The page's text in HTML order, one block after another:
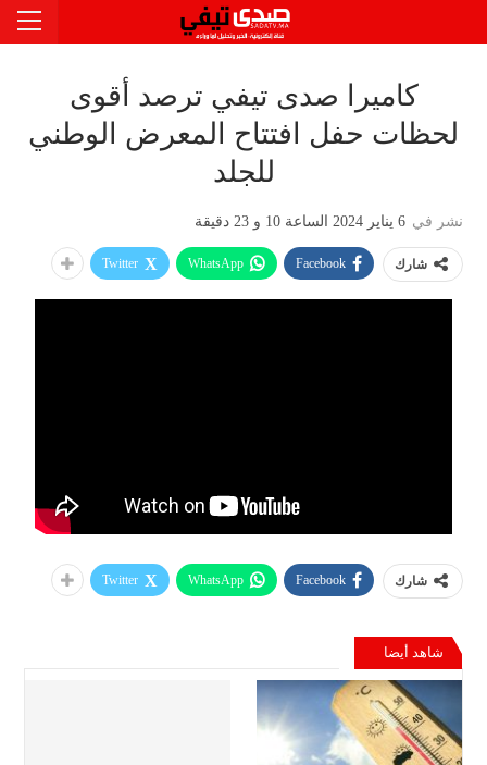
كاميرا صدى تيفي ترصد أقوى
لحظات حفل افتتاح المعرض الوطني
للجلد
نشر في 6 يناير 2024 الساعة 10 و 23 دقيقة
شارك Facebook
WhatsApp
Twitter
شارك Facebook
WhatsApp
Twitter
شاهد أيضا